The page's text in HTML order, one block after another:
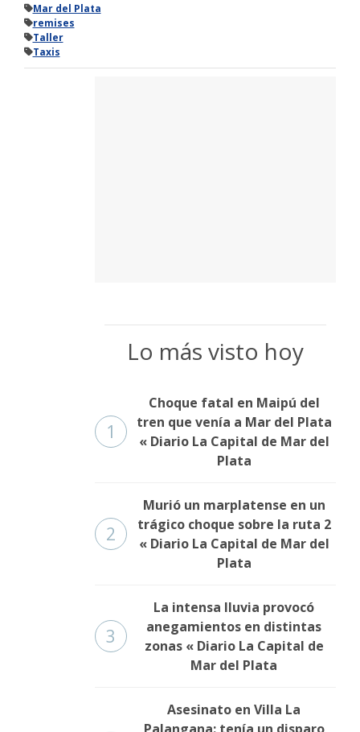
Mar del Plata
remises
Taller
Taxis
Lo más visto hoy
1
Choque fatal en Maipú del
tren que venía a Mar del Plata
« Diario La Capital de Mar del
Plata
2
Murió un marplatense en un
trágico choque sobre la ruta 2
« Diario La Capital de Mar del
Plata
3
La intensa lluvia provocó
anegamientos en distintas
zonas « Diario La Capital de
Mar del Plata
Asesinato en Villa La
Palangana: tenía un disparo